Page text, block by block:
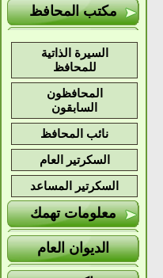
مكتب المحافظ
السيرة الذاتية
للمحافظ
المحافظون
السابقون
نائب المحافظ
السكرتير العام
السكرتير المساعد
معلومات تهمك
الديوان العام